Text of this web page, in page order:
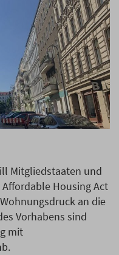
Mitgliedstaaten und
Housing Act
an die
Vorhabens sind
mit